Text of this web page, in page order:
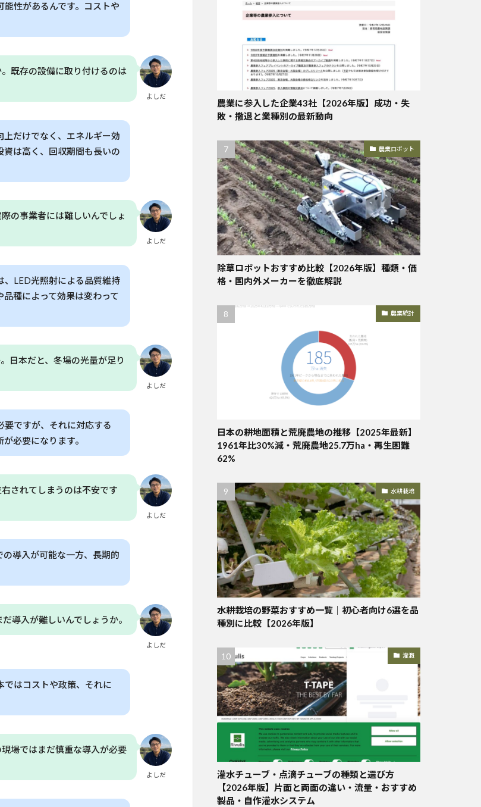
性があるんです。コストや
よしだ
既存の設備に取り付けるのは
だけでなく、エネルギー効
は高く、回収期間も長いの
よしだ
の事業者には難しいんでしょ
、LED光照射による品質維持
種によって効果は変わって
よしだ
日本だと、冬場の光量が足り
ですが、それに対応する
必要になります。
よしだ
されてしまうのは不安です
導入が可能な一方、長期的
よしだ
導入が難しいんでしょうか。
ではコストや政策、それに
よしだ
場ではまだ慎重な導入が必要
農業に参入した企業43社【2026年版】成功・失
敗・撤退と業種別の最新動向
農業ロボット
除草ロボットおすすめ比較【2026年版】種類・価
格・国内外メーカーを徹底解説
農業統計
日本の耕地面積と荒廃農地の推移【2025年最新】
1961年比30%減・荒廃農地25.7万ha・再生困難
62%
水耕栽培
水耕栽培の野菜おすすめ一覧｜初心者向け6選を品
種別に比較【2026年版】
灌漑
灌水チューブ・点滴チューブの種類と選び方
【2026年版】片面と両面の違い・流量・おすすめ
製品・自作灌水システム